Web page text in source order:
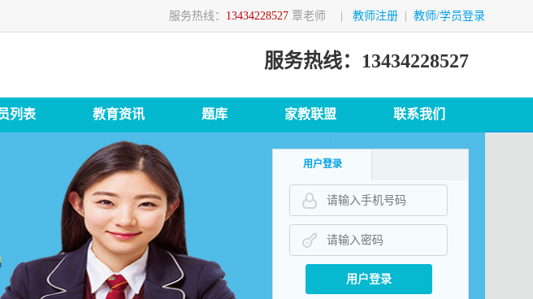
服务热线： 13434228527 覃老师 教师注册 教师/学员登录
服务热线：13434228527
列表 教育资讯 题库 家教联盟 联系我们
用户登录
请输入手机号码
请输入密码